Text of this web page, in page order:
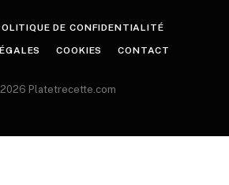
DE CONFIDENTIALITÉ
COOKIES CONTACT
Platetrecette.com